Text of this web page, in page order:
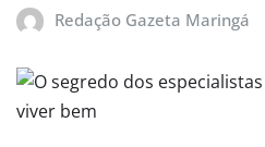
Redação Gazeta Maringá